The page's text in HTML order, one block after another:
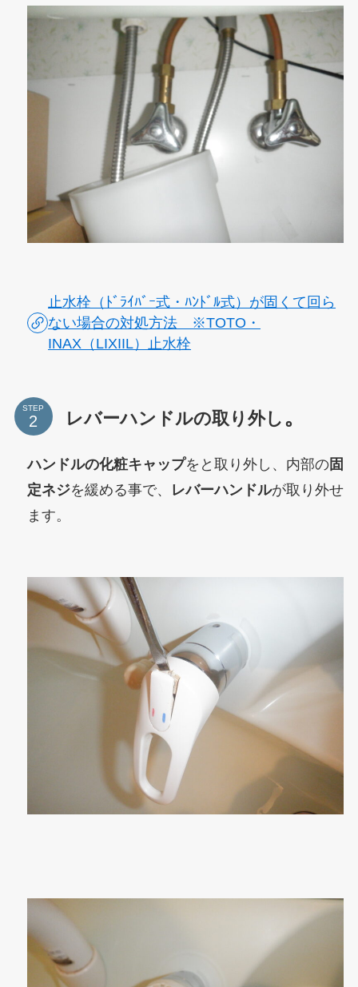
止水栓（ﾄﾞﾗｲﾊﾞｰ式・ﾊﾝﾄﾞﾙ式）が固くて回ら
ない場合の対処方法 ※TOTO・
INAX（LIXIIL）止水栓
STEP
レバーハンドルの取り外し 。
ハンドルの化粧キャップをと取り外し、内部の固
定ネジを緩める事で、 レバーハンドルが取り外せ
ます。